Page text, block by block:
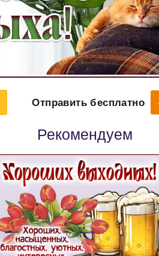
Отправить бесплатно
Рекомендуем